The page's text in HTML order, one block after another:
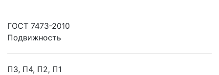
ГОСТ 7473-2010
Подвижность
П3, П4, П2, П1